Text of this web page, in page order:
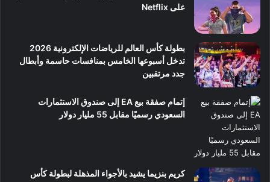
على Netflix
بطولة كأس العالم للرياضات الإلكترونية 2026
تدخل أسبوعها الخامس بمنافسات حاسمة وأبطال
جدد مرتقبين
إتمام صفقة بيع EA إلى صندوق الاستثمارات
السعودي رسميًا مقابل 55 مليار دولار
كريم بنزيما يشيد بالأجواء المذهلة لبطولة كأس